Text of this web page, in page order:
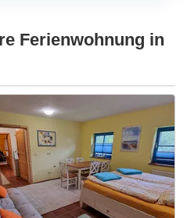
Ferienwohnung in